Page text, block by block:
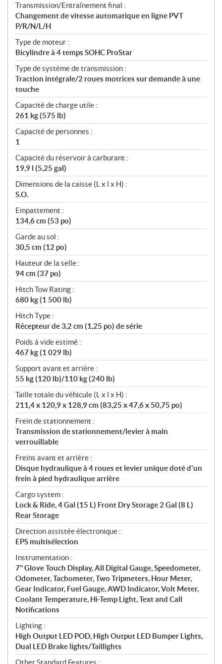
Transmission/Entraînement final :
Changement de vitesse automatique en ligne PVT
P/R/N/L/H
Type de moteur :
Bicylindre à 4 temps SOHC ProStar
Type de système de transmission :
Traction intégrale/2 roues motrices sur demande à une
touche
Capacité de charge utile :
261 kg (575 lb)
Capacité de personnes :
1
Capacité du réservoir à carburant :
19,9 l (5,25 gal)
Dimensions de la caisse (L x l x H) :
S.O.
Empattement :
134,6 cm (53 po)
Garde au sol :
30,5 cm (12 po)
Hauteur de la selle :
94 cm (37 po)
Hitch Tow Rating :
680 kg (1 500 lb)
Hitch Type :
Récepteur de 3,2 cm (1,25 po) de série
Poids à vide estimé :
467 kg (1 029 lb)
Support avant et arrière :
55 kg (120 lb)/110 kg (240 lb)
Taille totale du véhicule (L x l x H) :
211,4 x 120,9 x 128,9 cm (83,25 x 47,6 x 50,75 po)
Frein de stationnement :
Transmission de stationnement/levier à main
verrouillable
Freins avant et arrière :
Disque hydraulique à 4 roues et levier unique doté d'un
frein à pied hydraulique arrière
Cargo system :
Lock & Ride, 4 Gal (15 L) Front Dry Storage 2 Gal (8 L)
Rear Storage
Direction assistée électronique :
EPS multisélection
Instrumentation :
7" Glove Touch Display, All Digital Gauge, Speedometer,
Odometer, Tachometer, Two Tripmeters, Hour Meter,
Gear Indicator, Fuel Gauge, AWD Indicator, Volt Meter,
Coolant Temperature, Hi-Temp Light, Text and Call
Notifications
Lighting :
High Output LED POD, High Output LED Bumper Lights,
Dual LED Brake lights/Taillights
Other Standard Features :